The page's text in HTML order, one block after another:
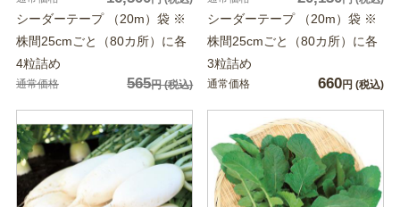
シーダーテープ （20m）袋 ※
株間25cmごと（80カ所）に各
4粒詰め
通常価格 565円(税込)
シーダーテープ （20m）袋 ※
株間25cmごと（80カ所）に各
3粒詰め
通常価格 660円 (税込)